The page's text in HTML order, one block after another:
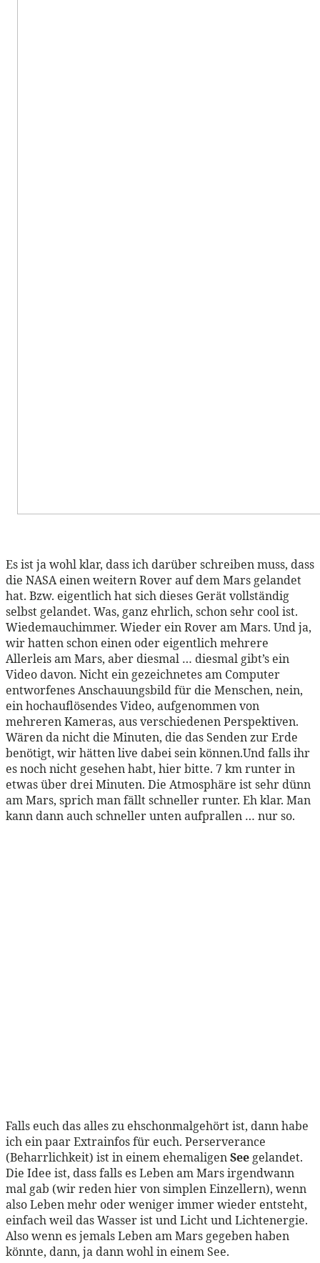
Es ist ja wohl klar, dass ich darüber schreiben muss, dass
die NASA einen weitern Rover auf dem Mars gelandet
hat. Bzw. eigentlich hat sich dieses Gerät vollständig
selbst gelandet. Was, ganz ehrlich, schon sehr cool ist.
Wiedemauchimmer. Wieder ein Rover am Mars. Und ja,
wir hatten schon einen oder eigentlich mehrere
Allerleis am Mars, aber diesmal … diesmal gibt’s ein
Video davon. Nicht ein gezeichnetes am Computer
entworfenes Anschauungsbild für die Menschen, nein,
ein hochauflösendes Video, aufgenommen von
mehreren Kameras, aus verschiedenen Perspektiven.
Wären da nicht die Minuten, die das Senden zur Erde
benötigt, wir hätten live dabei sein können.Und falls ihr
es noch nicht gesehen habt, hier bitte. 7 km runter in
etwas über drei Minuten. Die Atmosphäre ist sehr dünn
am Mars, sprich man fällt schneller runter. Eh klar. Man
kann dann auch schneller unten aufprallen … nur so.
Falls euch das alles zu ehschonmalgehört ist, dann habe
ich ein paar Extrainfos für euch. Perserverance
(Beharrlichkeit) ist in einem ehemaligenSee gelandet.
Die Idee ist, dass falls es Leben am Mars irgendwann
mal gab (wir reden hier von simplen Einzellern), wenn
also Leben mehr oder weniger immer wieder entsteht,
einfach weil das Wasser ist und Licht und Lichtenergie.
Also wenn es jemals Leben am Mars gegeben haben
könnte, dann, ja dann wohl in einem See.